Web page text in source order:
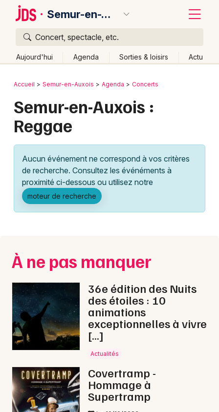
Semur-en-Auxois
Concert, spectacle, etc.
Aujourd'hui Agenda Sorties & loisirs Actu
Publier un événement
Grands événements
Activité & Expérience
Manifestations
Foires & salons
Concerts
Sports
Soirées
Sorties famille
Sorties & loisirs
Reggae en Côte d'Or
Bordeaux
Colmar
Lille
Lyon
Marseille
Mulhouse
Nice
Paris
Strasbourg
Toulouse
Toutes les villes
Retour
Accueil Semur-en-Auxois Agenda Concerts
Semur-en-Auxois :
Reggae
Aucun événement ne correspond à vos critères
de recherche. Consultez les événéments à
proximité ci-dessous ou utilisez notre
moteur de recherche
À ne pas manquer
36e édition des Nuits
des étoiles : 10
animations
exceptionnelles à vivre
[…]
Actualités
Covertramp -
Hommage à
Supertramp
Quoi ?
Où ?
Bourgogne
Partout Près de moi Changer de lieu
Quand ?
Aujourd'hui
Demain Ce week-end Autre